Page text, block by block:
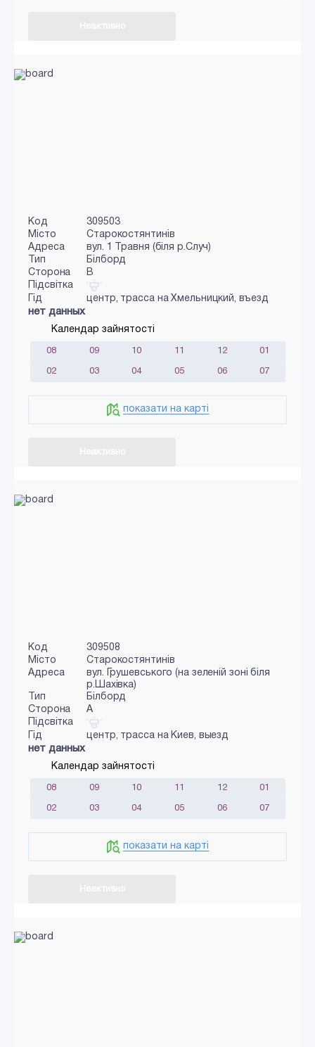
Код
309503
Місто
Старокостянтинів
Адреса
вул. 1 Травня (біля р.Случ)
Тип
Білборд
Сторона
B
Підсвітка
Гід
центр, трасса на Хмельницкий, въезд
нет данных
Календар зайнятості
08 09 10 11 12 01
02 03 04 05 06 07
показати на карті
Код
309508
Місто
Старокостянтинів
Адреса
вул. Грушевського (на зеленій зоні біля
р.Шахівка)
Тип
Білборд
Сторона
A
Підсвітка
Гід
центр, трасса на Киев, выезд
нет данных
Календар зайнятості
08 09 10 11 12 01
02 03 04 05 06 07
показати на карті